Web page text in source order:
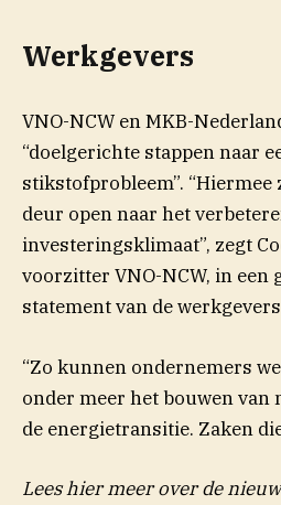
Werkgevers
VNO-NCW en MKB-
“doelgerichte stappen naar
stikstofprobleem”. “Hiermee
deur open naar het
investeringsklimaat”, zegt
voorzitter VNO-NCW, in een
statement van de
“Zo kunnen ondernemers
onder meer het bouwen van
de energietransitie. Zaken
Lees hier meer over de